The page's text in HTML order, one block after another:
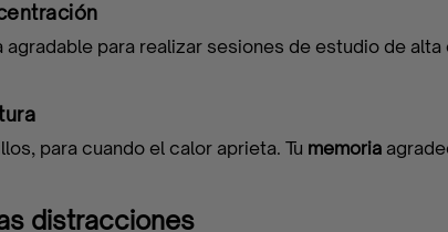
para realizar sesiones de estudio de alta
para cuando el calor aprieta. Tu memoria
distracciones